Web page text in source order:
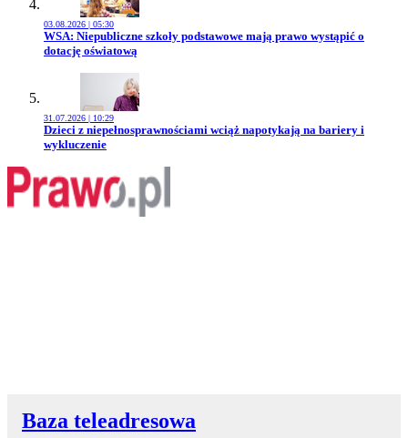
03.08.2026 | 05:30
Przejdź do artykułu:
WSA: Niepubliczne szkoły podstawowe mają prawo wystąpić o
dotację oświatową
31.07.2026 | 10:29
Przejdź do artykułu:
Dzieci z niepełnosprawnościami wciąż napotykają na bariery i
wykluczenie
Baza teleadresowa